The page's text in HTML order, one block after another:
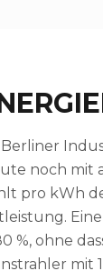
noch
pro kWh
%, ohne
mit